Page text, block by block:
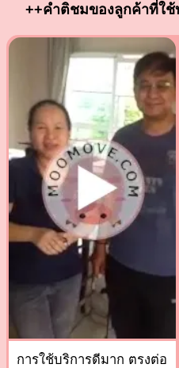
++คำติชมของลูกค้าที่ใช้
การใช้บริการดีมาก ตรงต่อ